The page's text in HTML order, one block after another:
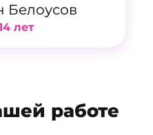
Белоусов
лет
работе